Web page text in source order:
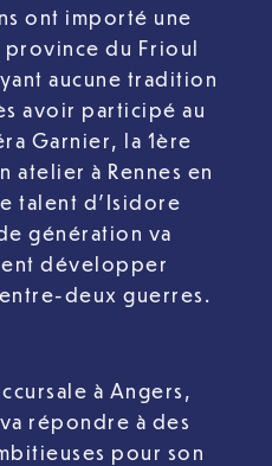
ont importé une
du Frioul
aucune tradition
avoir participé au
Garnier, la 1ère
atelier à Rennes en
talent d’Isidore
génération va
développer
deux guerres.
à Angers,
répondre à des
pour son